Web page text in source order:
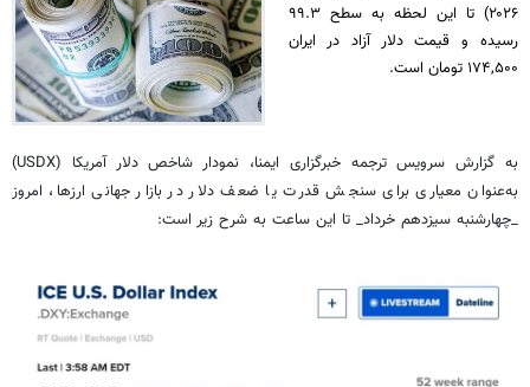
۲۰۲۶) تا این لحظه به سطح ۹۹.۳
رسیده و قیمت دلار آزاد در ایران
۱۷۴,۵۰۰ تومان است.
به گزارش سرویس ترجمه خبرگزاری ایمنا، نمودار شاخص دلار آمریکا (USDX)
به‌عنوان معیاری برای سنجش قدرت یا ضعف دلار در بازار جهانی ارزها، امروز
_چهارشنبه سیزدهم خرداد_ تا این ساعت به شرح زیر است: